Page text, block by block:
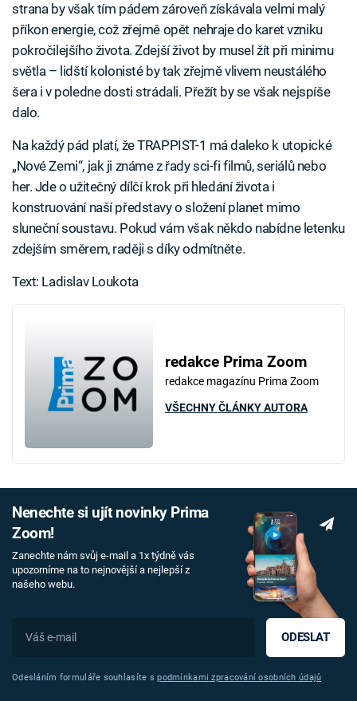
strana by však tím pádem zároveň získávala velmi malý
příkon energie, což zřejmě opět nehraje do karet vzniku
pokročilejšího života. Zdejší život by musel žít při minimu
světla – lidští kolonisté by tak zřejmě vlivem neustálého
šera i v poledne dosti strádali. Přežít by se však nejspíše
dalo.
Na každý pád platí, že TRAPPIST-1 má daleko k utopické
„Nové Zemi“, jak ji známe z řady sci-fi filmů, seriálů nebo
her. Jde o užitečný dílčí krok při hledání života i
konstruování naší představy o složení planet mimo
sluneční soustavu. Pokud vám však někdo nabídne letenku
zdejším směrem, raději s díky odmítněte.
Text: Ladislav Loukota
redakce Prima Zoom
redakce magazínu Prima Zoom
VŠECHNY ČLÁNKY AUTORA
Nenechte si ujít novinky Prima
Zoom!
Zanechte nám svůj e-mail a 1x týdně vás
upozorníme na to nejnovější a nejlepší z
našeho webu.
ODESLAT
Odesláním formuláře souhlasíte spodmínkami zpracování osobních údajů